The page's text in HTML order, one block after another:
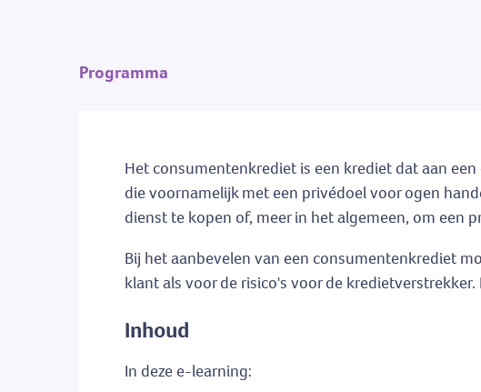
Programma
Het consumentenkrediet is een krediet dat aan
die voornamelijk met een privédoel voor ogen
dienst te kopen of, meer in het algemeen, om een
Bij het aanbevelen van een consumentenkrediet
klant als voor de risico's voor de
Inhoud
In deze e-learning: